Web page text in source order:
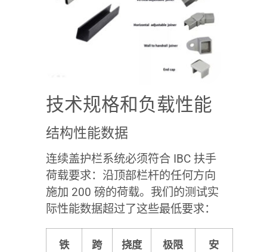
技术规格和负载性能
结构性能数据
连续盖护栏系统必须符合 IBC 扶手
荷载要求：沿顶部栏杆的任何方向
施加 200 磅的荷载。我们的测试实
际性能数据超过了这些最低要求：
铁
跨
挠度
极限
安